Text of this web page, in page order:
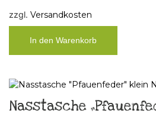
zzgl. Versandkosten
In den Warenkorb
Nasstasche